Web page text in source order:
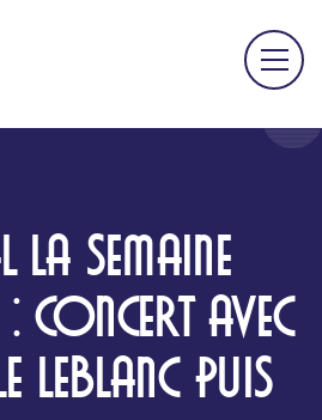
LA SEMAINE
CONCERT AVEC
LEBLANC PUIS